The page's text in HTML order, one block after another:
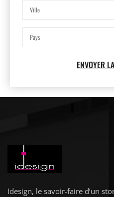
ENVOYER
Idesign, le savoir-faire d’un